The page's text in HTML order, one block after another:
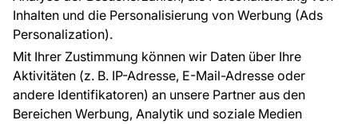
Inhalten und die Personalisierung von Werbung (Ads
Personalization).
Mit Ihrer Zustimmung können wir Daten über Ihre
Aktivitäten (z. B. IP-Adresse, E-Mail-Adresse oder
andere Identifikatoren) an unsere Partner aus den
Bereichen Werbung, Analytik und soziale Medien
FÜR SIE
Blog
EU-Projekte
Ratschläge und Tipps
FAQ
ÜBER DAS UNTERNEHMEN